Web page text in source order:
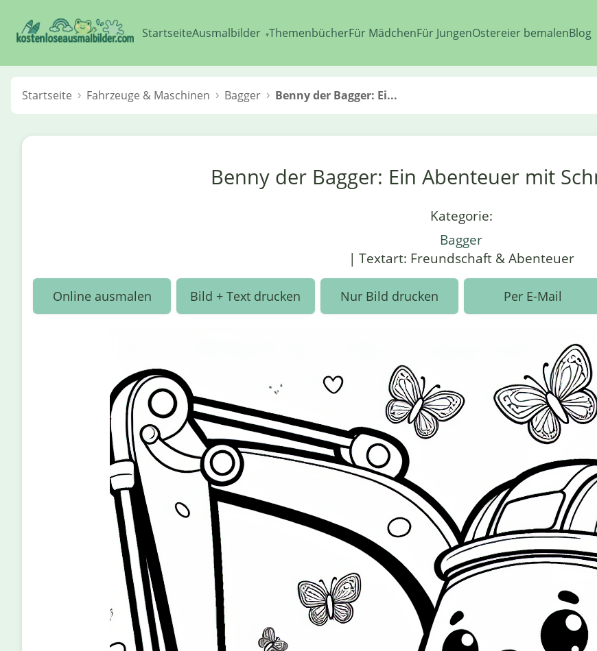
StartseiteAusmalbilder ▾ThemenbücherFür MädchenFür JungenOstereier bemalenBlog
Startseite Fahrzeuge & Maschinen Bagger Benny der Bagger: Ei...
Benny der Bagger: Ein Abenteuer mit
Kategorie:
Bagger
| Textart: Freundschaft & Abenteuer
Online ausmalen Bild + Text drucken Nur Bild drucken Per E-Mail